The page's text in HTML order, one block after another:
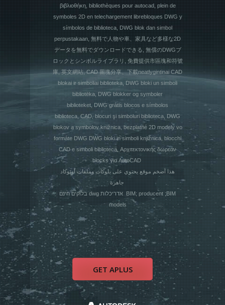
βιβλιοθήκη, bibliothèques pour autocad, plein de
symboles 2D en telechargement librebloques DWG y
símbolos de biblioteca, DWG blok dan simbol
perpustakaan, 無料で人物や車、家具など多様な2D
データを無料でダウンロードできる, 無償のDWGブ
ロックとシンボルライブラリ, 免費提供市區塊和符號
庫, 英文網站, CAD 圖塊分享、下載neatlygintinai CAD
blokai ir simboliai biblioteka, DWG bloki un simboli
bibliotēka, DWG blokker og symboler
biblioteket, DWG grátis blocos e símbolos
biblioteca, CAD, blocuri şi simboluri biblioteca, DWG
blokov a symbolov knižnica, bezplatné 2D modely vo
formáte DWG DWG bloki in simboli knjižnica, blocchi
CAD e simboli biblioteca, Αρχιτεκτονικής δωρεάν
blocks για AutoCAD
هذا أضخم موقع يحتوي على بلوكات وملفات أوتوكاد
בלוקים חינם dwg אדריכלות BIM; producent ;BIM
models
GET APLUS